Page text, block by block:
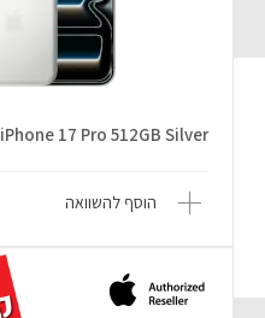
iPhone 17 Pro 512GB Silver
הוסף להשוואה